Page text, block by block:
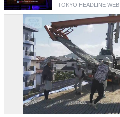
TOKYO HEADLINE WEB